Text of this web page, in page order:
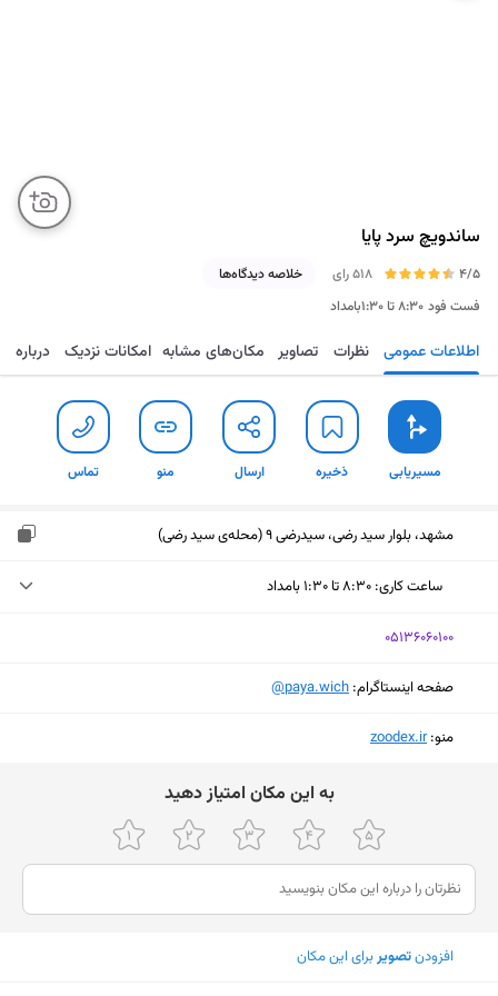
ساندویچ سرد پایا
4/5 518 رای
خلاصه دیدگاه‌ها
فست فود ۸:۳۰ تا ۱:۳۰بامداد
مسیریابی ذخیره ارسال منو تماس اطلاعات عمومی نظرات تصاویر مکان‌های مشابه امکانات نزدیک درباره
مسیریابی ذخیره ارسال منو تماس
مشهد، بلوار سید رضی، سیدرضی 9 (محله‌ی سید رضی)
ساعت کاری: ۸:۳۰ تا ۱:۳۰ بامداد
یکشنبه (امروز)
۸:۳۰ تا ۱:۳۰ بامداد
جمعه
۸:۳۰ تا ۱:۳۰ بامداد
شنبه
‎05136060100
صفحه اینستاگرام: ‎@paya.wich
منو:‎zoodex.ir
ﺑﻪ اﯾﻦ ﻣﮑﺎن اﻣﺘﯿﺎز دﻫﯿﺪ
افزودنتصویربرای این مکان